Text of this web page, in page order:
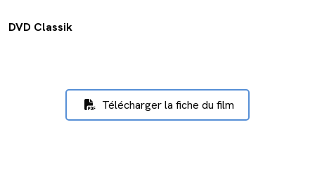
DVD Classik
Télécharger la fiche du film